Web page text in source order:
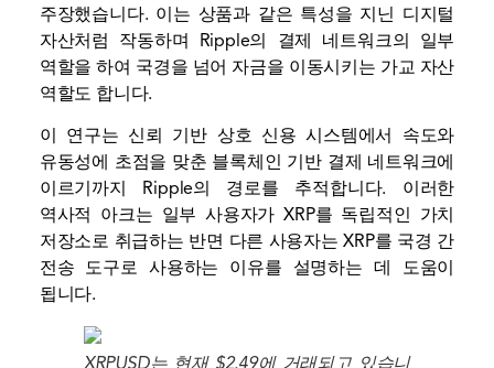
주장했습니다. 이는 상품과 같은 특성을 지닌 디지털
자산처럼 작동하며 Ripple의 결제 네트워크의 일부
역할을 하여 국경을 넘어 자금을 이동시키는 가교 자산
역할도 합니다.
이 연구는 신뢰 기반 상호 신용 시스템에서 속도와
유동성에 초점을 맞춘 블록체인 기반 결제 네트워크에
이르기까지 Ripple의 경로를 추적합니다. 이러한
역사적 아크는 일부 사용자가 XRP를 독립적인 가치
저장소로 취급하는 반면 다른 사용자는 XRP를 국경 간
전송 도구로 사용하는 이유를 설명하는 데 도움이
됩니다.
XRPUSD는 현재 $2.49에 거래되고 있습니